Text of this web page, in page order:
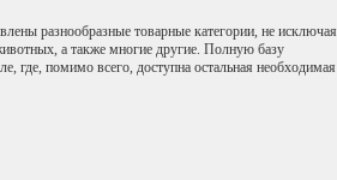
разнообразные товарные категории, не исключая
а также многие другие. Полную базу
где, помимо всего, доступна остальная необходимая